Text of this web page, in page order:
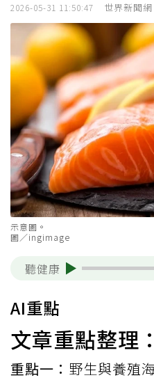
2026-05-31 11:50:47 世界新聞
示意圖。
圖／ingimage
聽健康
AI重點
文章重點整理：
重點一： 野生與養殖